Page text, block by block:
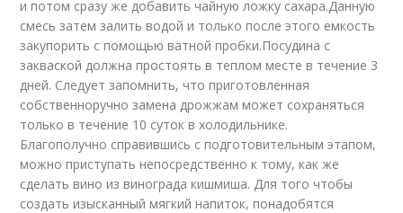
и потом сразу же добавить чайную ложку сахара.Данную
смесь затем залить водой и только после этого емкость
закупорить с помощью ватной пробки.Посудина с
закваской должна простоять в теплом месте в течение 3
дней. Следует запомнить, что приготовленная
собственноручно замена дрожжам может сохраняться
только в течение 10 суток в холодильнике.
Благополучно справившись с подготовительным этапом,
можно приступать непосредственно к тому, как же
сделать вино из винограда кишмиша. Для того чтобы
создать изысканный мягкий напиток, понадобятся